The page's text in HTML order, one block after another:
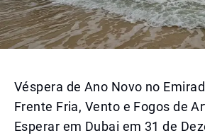
Véspera de Ano Novo no
Frente Fria, Vento e Fogos de
Esperar em Dubai em 31 de